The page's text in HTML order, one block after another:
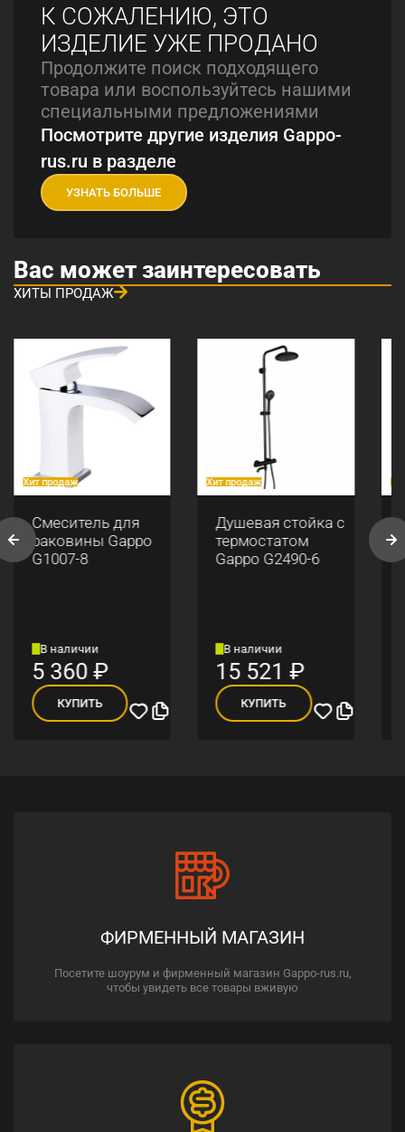
К СОЖАЛЕНИЮ, ЭТО
ИЗДЕЛИЕ УЖЕ ПРОДАНО
Продолжите поиск подходящего
товара или воспользуйтесь нашими
специальными предложениями
Посмотрите другие изделия Gappo-
rus.ru в разделе
УЗНАТЬ БОЛЬШЕ
Вас может заинтересовать
ХИТЫ ПРОДАЖ
Хит продаж
Смеситель для
раковины Gappo
G1007-8
В наличии
5 360₽
КУПИТЬ
Хит продаж
Душевая стойка с
термостатом
Gappo G2490-6
В наличии
15 521₽
КУПИТЬ
ФИРМЕННЫЙ МАГАЗИН
Посетите шоурум и фирменный магазин Gappo-rus.ru,
чтобы увидеть все товары вживую